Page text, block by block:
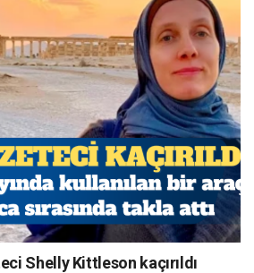
Shelly Kittleson kaçırıldı